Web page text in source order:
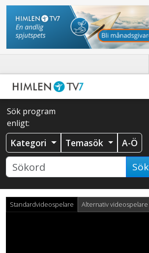
Sök program
enligt:
Kategori Temasök A-Ö
Sök
Standardvideospelare Alternativ videospelare